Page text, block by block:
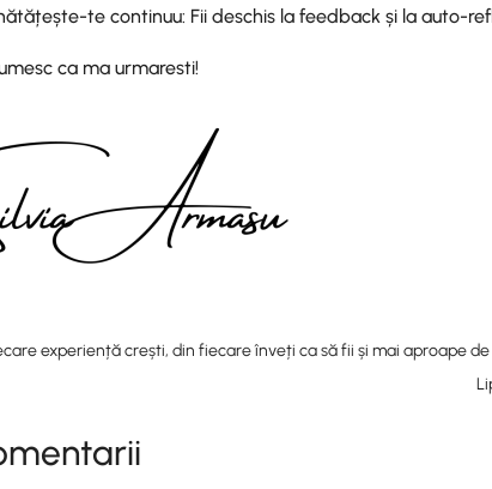
te continuu: Fii deschis la feedback și la auto-
ca ma urmaresti!
experiență crești, din fiecare înveți ca să fii și mai aproape de